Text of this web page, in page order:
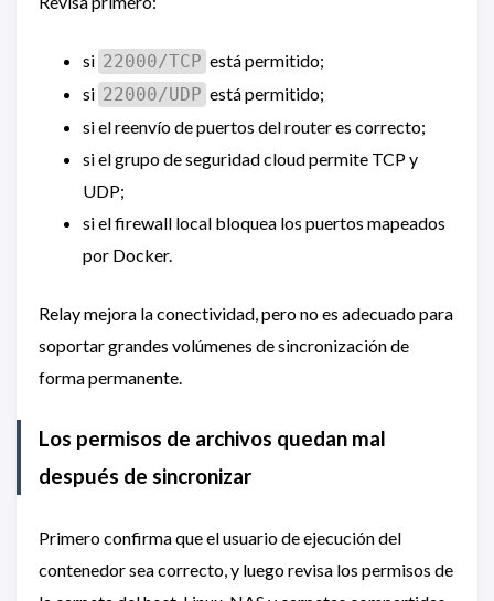
si 22000/TCP está permitido;
si 22000/UDP está permitido;
si el reenvío de puertos del router es correcto;
si el grupo de seguridad cloud permite TCP y
UDP;
si el firewall local bloquea los puertos mapeados
por Docker.
Relay mejora la conectividad, pero no es adecuado para
soportar grandes volúmenes de sincronización de
forma permanente.
Los permisos de archivos quedan mal
después de sincronizar
Primero confirma que el usuario de ejecución del
contenedor sea correcto, y luego revisa los permisos de